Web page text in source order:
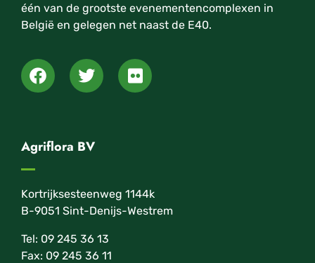
één van de grootste evenementencomplexen in
België en gelegen net naast de E40.
Agriflora BV
Kortrijksesteenweg 1144k
B-9051 Sint-Denijs-Westrem
Tel: 09 245 36 13
Fax: 09 245 36 11